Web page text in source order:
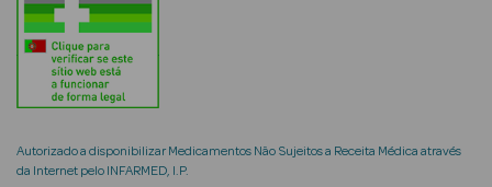
Rosto e
Ver Tudo
Rosto
Autorizado a disponibilizar Medicamentos Não Sujeitos a Receita Médica através
da Internet pelo INFARMED, I.P.